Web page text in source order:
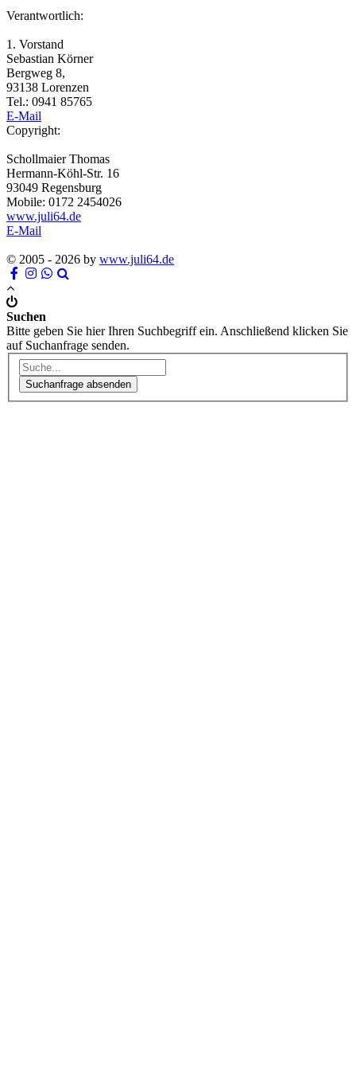
Verantwortlich:
1. Vorstand
Sebastian Körner
Bergweg 8,
93138 Lorenzen
Tel.: 0941 85765
E-Mail
Copyright:
Schollmaier Thomas
Hermann-Köhl-Str. 16
93049 Regensburg
Mobile: 0172 2454026
www.juli64.de
E-Mail
© 2005 - 2026 by www.juli64.de
Suchen
Bitte geben Sie hier Ihren Suchbegriff ein. Anschließend klicken Sie
auf Suchanfrage senden.
Suchanfrage absenden